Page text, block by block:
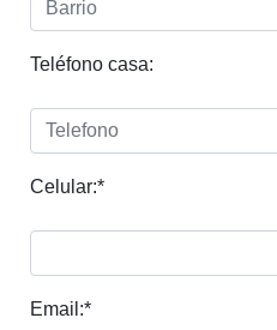
Teléfono casa:
Celular:*
Email:*